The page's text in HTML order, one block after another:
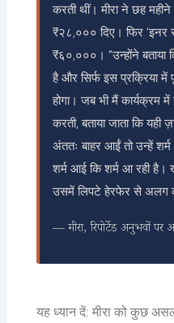
करती थीं। मीरा ने छह
₹२८,००० दिए। फिर
₹६०,०००। “उन्होंने बताया
है और सिर्फ इस प्रक्रिया में
होगा। जब भी मैं कार्यक्रम
करती, बताया जाता कि यही
अंततः बाहर आईं तो उन्हें
शर्म आई कि शर्म आ रही है।
उसमें लिपटे हेरफेर से अलग
— मीरा, रिपोर्टेड अनुभवों पर
यह ध्यान दें: मीरा को कुछ